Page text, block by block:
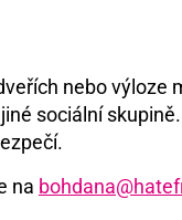
nebo
sociální
na